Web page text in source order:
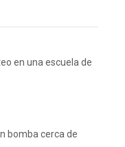
en una escuela de
bomba cerca de